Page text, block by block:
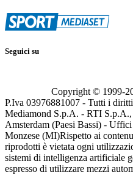
Seguici su
Copyright © 1999-
P.Iva 03976881007 - Tutti i
Mediamond S.p.A. - RTI S.p.A.,
Amsterdam (Paesi Bassi) -
Monzese (MI)Rispetto ai
riprodotti è vietata ogni
sistemi di intelligenza artificiale
espresso di utilizzare mezzi